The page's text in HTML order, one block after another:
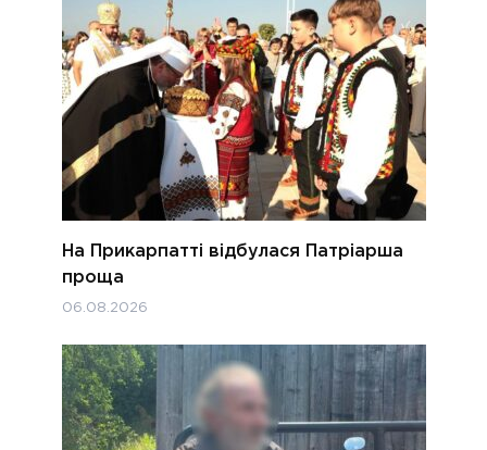
На Прикарпатті відбулася Патріарша
проща
06.08.2026